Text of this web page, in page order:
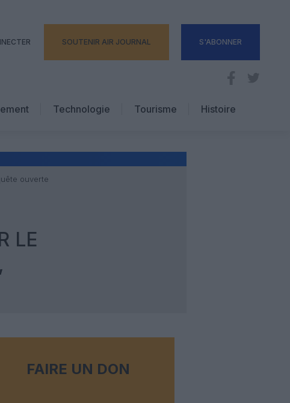
SOUTENIR AIR JOURNAL S'ABONNER
Technologie
Tourisme
Hôtellerie
Histoire
ouverte
LE
FAIRE UN DON